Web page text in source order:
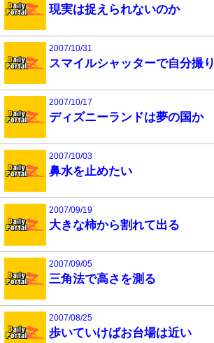
現実は捉えられないのか
2007/10/31
スマイルシャッターで自分撮り
2007/10/17
ディズニーランドは夢の国か
2007/10/03
鼻水を止めたい
2007/09/19
大きな柿から割れて出る
2007/09/05
三角法で高さを測る
2007/08/25
歩いていけばお台場は近い